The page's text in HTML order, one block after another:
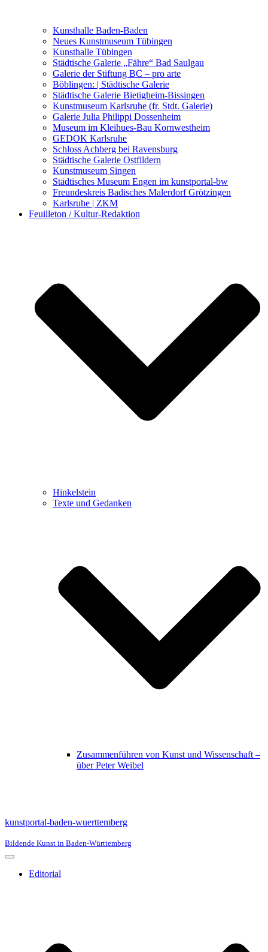
Was seither geschah
Kunstwettbewerbe, Ausschreibungen für Künstler
Kunsthalle Baden-Baden
Neues Kunstmuseum Tübingen
Kunsthalle Tübingen
Städtische Galerie „Fähre“ Bad Saulgau
Galerie der Stiftung BC – pro arte
Böblingen: | Städtische Galerie
Städtische Galerie Bietigheim-Bissingen
Kunstmuseum Karlsruhe (fr. Stdt. Galerie)
Galerie Julia Philippi Dossenheim
Museum im Kleihues-Bau Kornwestheim
GEDOK Karlsruhe
Schloss Achberg bei Ravensburg
Städtische Galerie Ostfildern
Kunstmuseum Singen
Städtisches Museum Engen im kunstportal-bw
Freundeskreis Badisches Malerdorf Grötzingen
Karlsruhe | ZKM
Feuilleton / Kultur-Redaktion
Hinkelstein
Texte und Gedanken
Zusammenführen von Kunst und Wissenschaft –
über Peter Weibel
kunstportal-baden-wuerttemberg
Bildende Kunst in Baden-Württemberg
Navigationsmenü
Editorial